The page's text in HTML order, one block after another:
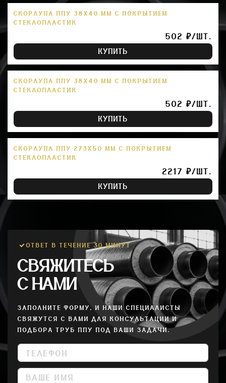
СКОРЛУПА ППУ 38Х40 ММ С ПОКРЫТИЕМ
СТЕКЛОПЛАСТИК
502 ₽/ШТ.
КУПИТЬ
СКОРЛУПА ППУ 38Х40 ММ С ПОКРЫТИЕМ
СТЕКЛОПЛАСТИК
502 ₽/ШТ.
КУПИТЬ
СКОРЛУПА ППУ 273Х50 ММ С ПОКРЫТИЕМ
СТЕКЛОПЛАСТИК
2217 ₽/ШТ.
КУПИТЬ
ОТВЕТ В ТЕЧЕНИЕ 30 МИНУТ
СВЯЖИТЕСЬ
С НАМИ
ЗАПОЛНИТЕ ФОРМУ, И НАШИ СПЕЦИАЛИСТЫ
СВЯЖУТСЯ С ВАМИ ДЛЯ КОНСУЛЬТАЦИИ И
ПОДБОРА ТРУБ ППУ ПОД ВАШИ ЗАДАЧИ.